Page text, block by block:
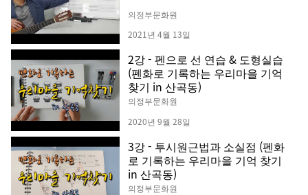
의정부문화원
2021년 4월 13일
2강 - 펜으로 선 연습 & 도형실습
(펜화로 기록하는 우리마을 기억
찾기 in 산곡동)
의정부문화원
2020년 9월 28일
3강 - 투시원근법과 소실점 (펜화
로 기록하는 우리마을 기억 찾기
in 산곡동)
의정부문화원